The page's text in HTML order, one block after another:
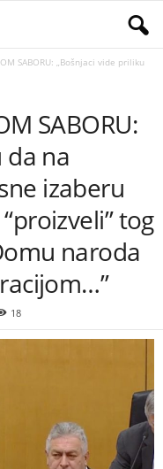
SABORU: „Bošnjaci vide priliku
SABORU:
da na
izaberu
tog
naroda
18